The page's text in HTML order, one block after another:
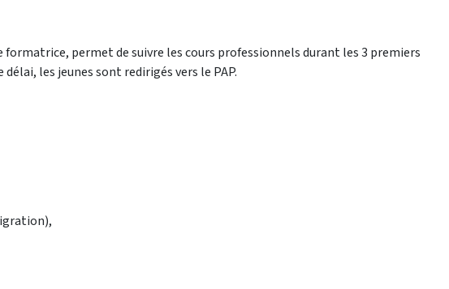
formatrice, permet de suivre les cours professionnels durant les 3 premiers
délai, les jeunes sont redirigés vers le PAP.